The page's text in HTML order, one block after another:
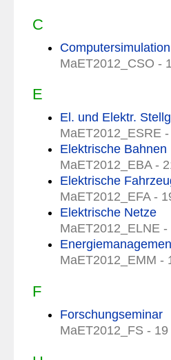
C
MaET2012_CSO -
E
El. und Elektr.
MaET2012_ESRE
Elektrische Bahnen
MaET2012_EBA -
Elektrische
MaET2012_EFA -
Elektrische Netze
MaET2012_ELNE
MaET2012_EMM -
F
Forschungseminar
MaET2012_FS -